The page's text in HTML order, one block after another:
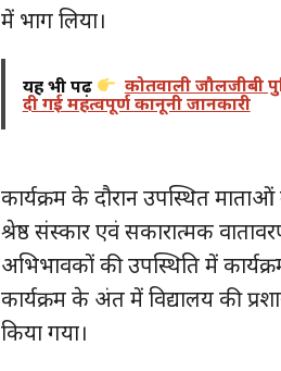
में भाग लिया।
यह भी पढ़ें कोतवाली जौलजीबी
दी गई महत्वपूर्ण कानूनी जानकारी
कार्यक्रम के दौरान उपस्थित
श्रेष्ठ संस्कार एवं सकारात्मक
अभिभावकों की उपस्थिति में
कार्यक्रम के अंत में विद्यालय की
किया गया।